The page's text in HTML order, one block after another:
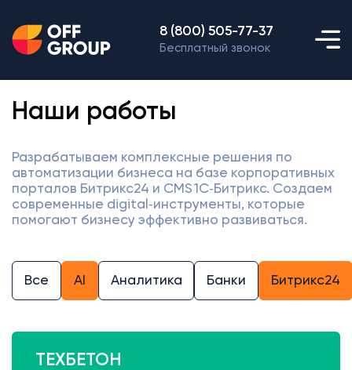
8 (800) 505-77-37
Бесплатный звонок
Наши работы
Разрабатываем комплексные решения по
автоматизации бизнеса на базе корпоративных
порталов Битрикс24 и CMS 1С‑Битрикс. Создаем
современные digital‑инструменты, которые
помогают бизнесу эффективно развиваться.
Все AI Аналитика Банки Битрикс24
ТЕХБЕТОН